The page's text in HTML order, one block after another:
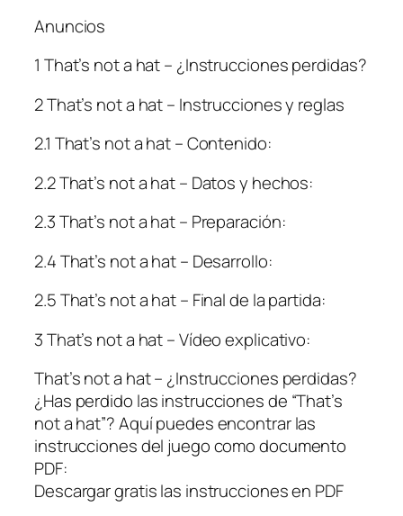
Anuncios
1 That’s not a hat – ¿Instrucciones perdidas?
2 That’s not a hat – Instrucciones y reglas
2.1 That’s not a hat – Contenido:
2.2 That’s not a hat – Datos y hechos:
2.3 That’s not a hat – Preparación:
2.4 That’s not a hat – Desarrollo:
2.5 That’s not a hat – Final de la partida:
3 That’s not a hat – Vídeo explicativo:
That’s not a hat – ¿Instrucciones perdidas?
¿Has perdido las instrucciones de “That’s
not a hat”? Aquí puedes encontrar las
instrucciones del juego como documento
PDF:
Descargar gratis las instrucciones en PDF